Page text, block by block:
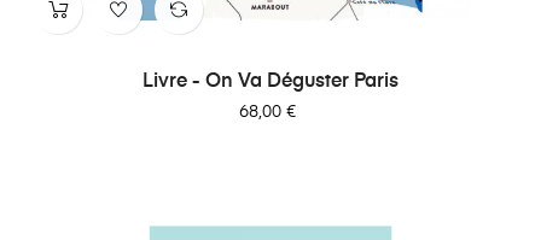
Livre - On Va Déguster Paris
Prix
68,00 €